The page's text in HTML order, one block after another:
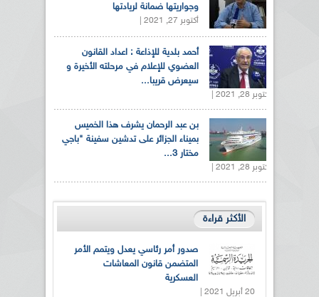
وجواريتها ضمانة لريادتها
أكتوبر 27, 2021 |
أحمد بلدية للإذاعة : اعداد القانون
العضوي للإعلام في مرحلته الأخيرة و
سيعرض قريبا...
أكتوبر 28, 2021 |
بن عبد الرحمان يشرف هذا الخميس
بميناء الجزائر على تدشين سفينة "باجي
مختار 3...
أكتوبر 28, 2021 |
الأكثر قراءة
صدور أمر رئاسي يعدل ويتمم الأمر
المتضمن قانون المعاشات
العسكرية
20 أبريل 2021 |